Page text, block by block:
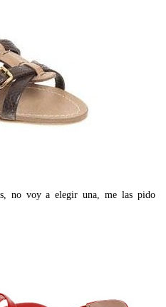
no voy a elegir una, me las pido